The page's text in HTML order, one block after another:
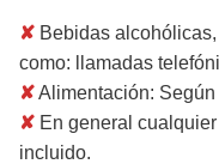
✘ Bebidas
como: llamadas
✘Alimentación:
✘ En general
incluido.